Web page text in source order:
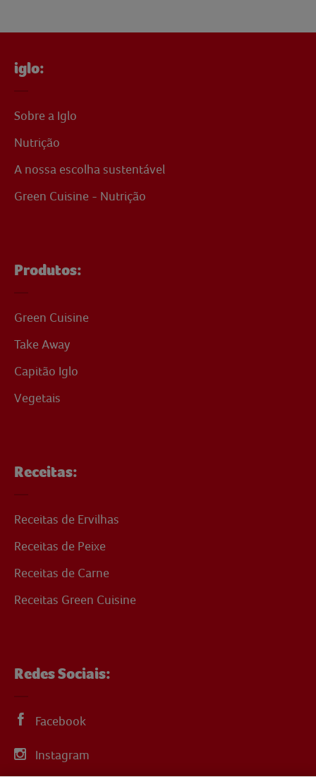
iglo:
Sobre a Iglo
Nutrição
A nossa escolha sustentável
Green Cuisine - Nutrição
Produtos:
Green Cuisine
Take Away
Capitão Iglo
Vegetais
Receitas:
Receitas de Ervilhas
Receitas de Peixe
Receitas de Carne
Receitas Green Cuisine
Redes Sociais:
Facebook
Instagram